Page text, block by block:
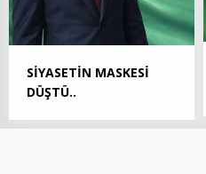
SİYASETİN MASKESİ
DÜŞTÜ..